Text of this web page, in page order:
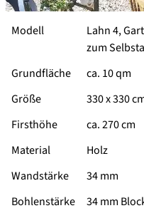
Modell Lahn 4,
zum
Grundfläche
ca. 10 qm
Größe
330 x 330
Firsthöhe
ca. 270 cm
Material
Holz
Wandstärke
34 mm
Bohlenstärke
34 mm